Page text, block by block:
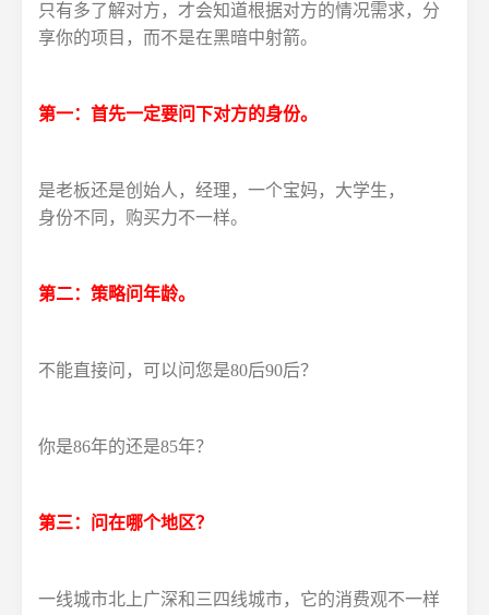
只有多了解对方，才会知道根据对方的情况需求，分
享你的项目，而不是在黑暗中射箭。
第一：首先一定要问下对方的身份。
是老板还是创始人，经理，一个宝妈，大学生，
身份不同，购买力不一样。
第二：策略问年龄。
不能直接问，可以问您是80后90后？
你是86年的还是85年？
第三：问在哪个地区？
一线城市北上广深和三四线城市，它的消费观不一样